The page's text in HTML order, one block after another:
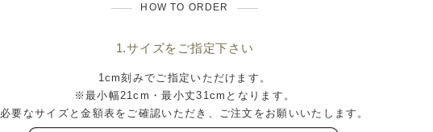
HOW TO ORDER
1.サイズをご指定下さい
1cm刻みでご指定いただけます。
※最小幅21cm・最小丈31cmとなります。
必要なサイズと金額表をご確認いただき、ご注文をお願いいたします。